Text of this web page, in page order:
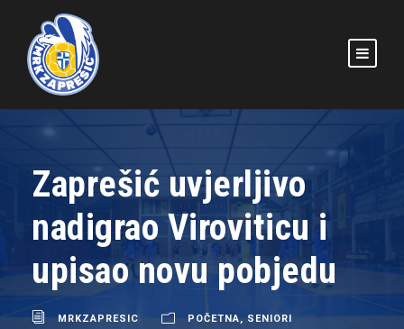
Zaprešić uvjerljivo
nadigrao Viroviticu i
upisao novu pobjedu
MRKZAPRESIC POČETNA
SENIORI